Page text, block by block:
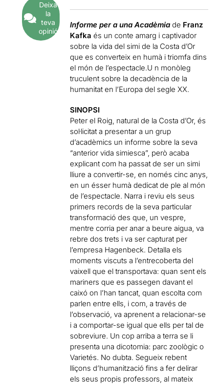
Deixa
la
teva
opinió
Informe per a una Acadèmia de Franz
Kafka és un conte amarg i captivador
sobre la vida del simi de la Costa d’Or
que es converteix en humà i triomfa dins
el món de l’espectacle.U n monòleg
truculent sobre la decadència de la
humanitat en l’Europa del segle XX.
SINOPSI
Peter el Roig, natural de la Costa d’Or, és
sol·licitat a presentar a un grup
d’acadèmics un informe sobre la seva
“anterior vida simiesca”, però acaba
explicant com ha passat de ser un simi
lliure a convertir-se, en només cinc anys,
en un ésser humà dedicat de ple al món
de l’espectacle. Narra i reviu els seus
primers records de la seva particular
transformació des que, un vespre,
mentre corria per anar a beure aigua, va
rebre dos trets i va ser capturat per
l’empresa Hagenbeck. Detalla els
moments viscuts a l’entrecoberta del
vaixell que el transportava: quan sent els
mariners que es passegen davant el
caixó on l’han tancat, quan escolta com
parlen entre ells, i com, a través de
l’observació, va aprenent a relacionar-se
i a comportar-se igual que ells per tal de
sobreviure. Un cop arriba a terra se li
presenta una dicotomia: parc zoològic o
Varietés. No dubta. Segueix rebent
lliçons d’humanització fins a fer delirar
els seus propis professors, al mateix